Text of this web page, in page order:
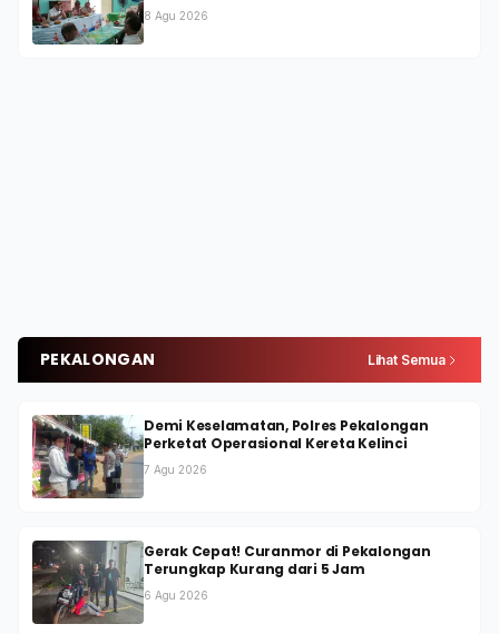
8 Agu 2026
PEKALONGAN Lihat Semua
Demi Keselamatan, Polres Pekalongan
Perketat Operasional Kereta Kelinci
7 Agu 2026
Gerak Cepat! Curanmor di Pekalongan
Terungkap Kurang dari 5 Jam
6 Agu 2026